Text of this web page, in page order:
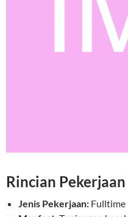
Rincian Pekerjaan
Jenis Pekerjaan: Fulltime